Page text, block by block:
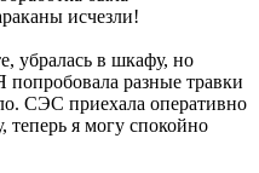
исчезли!
убралась в шкафу, но
разные травки
СЭС приехала оперативно
теперь я могу спокойно